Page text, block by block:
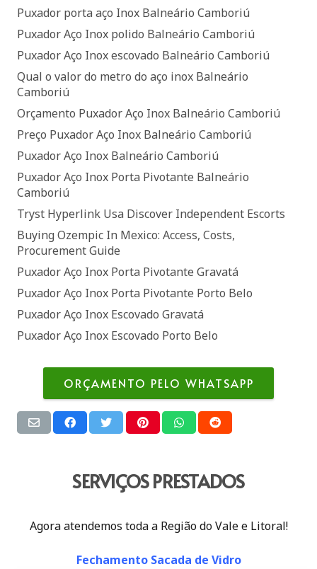
Puxador porta aço Inox Balneário Camboriú
Puxador Aço Inox polido Balneário Camboriú
Puxador Aço Inox escovado Balneário Camboriú
Qual o valor do metro do aço inox Balneário
Camboriú
Orçamento Puxador Aço Inox Balneário Camboriú
Preço Puxador Aço Inox Balneário Camboriú
Puxador Aço Inox Balneário Camboriú
Puxador Aço Inox Porta Pivotante Balneário
Camboriú
Tryst Hyperlink Usa Discover Independent Escorts
Buying Ozempic In Mexico: Access, Costs,
Procurement Guide
Puxador Aço Inox Porta Pivotante Gravatá
Puxador Aço Inox Porta Pivotante Porto Belo
Puxador Aço Inox Escovado Gravatá
Puxador Aço Inox Escovado Porto Belo
ORÇAMENTO PELO WHATSAPP
SERVIÇOS PRESTADOS
Agora atendemos toda a Região do Vale e Litoral!
Fechamento Sacada de Vidro